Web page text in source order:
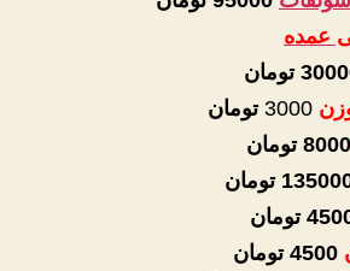
عمده
تومان
تومان
8000 تومان
تومان
تومان
4500 تومان